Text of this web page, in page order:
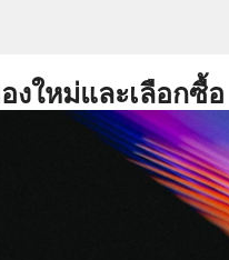
งใหม่และเลือกซื้อ